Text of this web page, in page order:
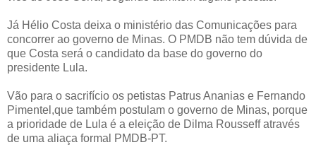
Já Hélio Costa deixa o ministério das Comunicações para
concorrer ao governo de Minas. O PMDB não tem dúvida de
que Costa será o candidato da base do governo do
presidente Lula.
Vão para o sacrifício os petistas Patrus Ananias e Fernando
Pimentel,que também postulam o governo de Minas, porque
a prioridade de Lula é a eleição de Dilma Rousseff através
de uma aliaça formal PMDB-PT.